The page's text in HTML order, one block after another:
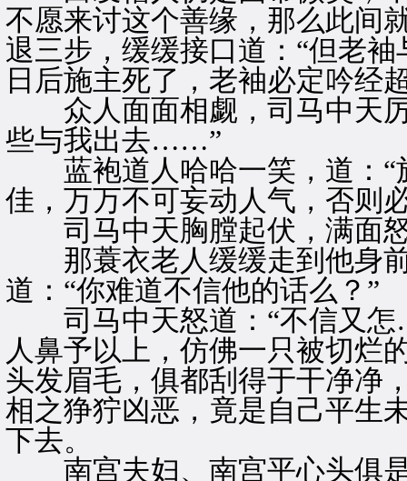
不愿来讨这个善缘，那么此间
退三步，缓缓接口道：“但老
日后施主死了，老袖必定吟经
众人面面相觑，司马中天厉
些与我出去……”
蓝袍道人哈哈一笑，道：“
佳，万万不可妄动人气，否则
司马中天胸膛起伏，满面
那蓑衣老人缓缓走到他身前
道：“你难道不信他的话么？”
司马中天怒道：“不信又怎
人鼻予以上，仿佛一只被切烂
头发眉毛，俱都刮得于干净净
相之狰狞凶恶，竟是自己平生
下去。
南宫夫妇、南宫平心头俱是